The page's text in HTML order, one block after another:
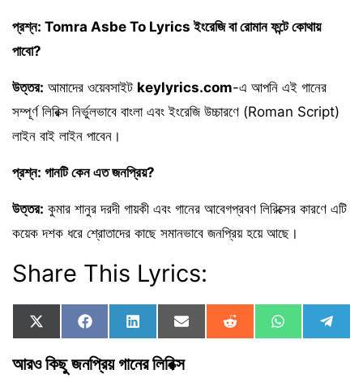
প্রশ্ন: Tomra Asbe To Lyrics ইংরেজি বা রোমান ফন্টে কোথায়
পাবো?
উত্তর: আমাদের ওয়েবসাইট keylyrics.com-এ আপনি এই গানের
সম্পূর্ণ লিরিক্স নির্ভুলভাবে বাংলা এবং ইংরেজি উচ্চারণে (Roman Script)
লাইন বাই লাইন পাবেন।
প্রশ্ন: গানটি কেন এত জনপ্রিয়?
উত্তর: কুমার শানুর দরদী গায়কী এবং গানের আবেগপ্রবণ লিরিক্সের কারণে এটি
কয়েক দশক ধরে শ্রোতাদের কাছে সমানভাবে জনপ্রিয় হয়ে আছে।
Share This Lyrics:
Share
on
X
(
T
w
Share
on
F
a
c
e
Share
on
L
i
k
Share
on
E
m
Share
on
R
e
Share
on
W
h
on
e
আরও কিছু জনপ্রিয় গানের লিরিক্স